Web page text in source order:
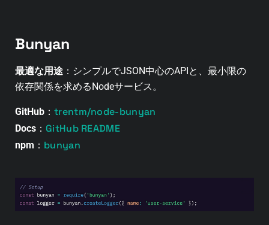
Bunyan
最適な用途 ：シンプルでJSON中心のAPIと、最小限の
依存関係を求めるNodeサービス。
GitHub ： trentm/node-bunyan
Docs ： GitHub README
npm ： bunyan